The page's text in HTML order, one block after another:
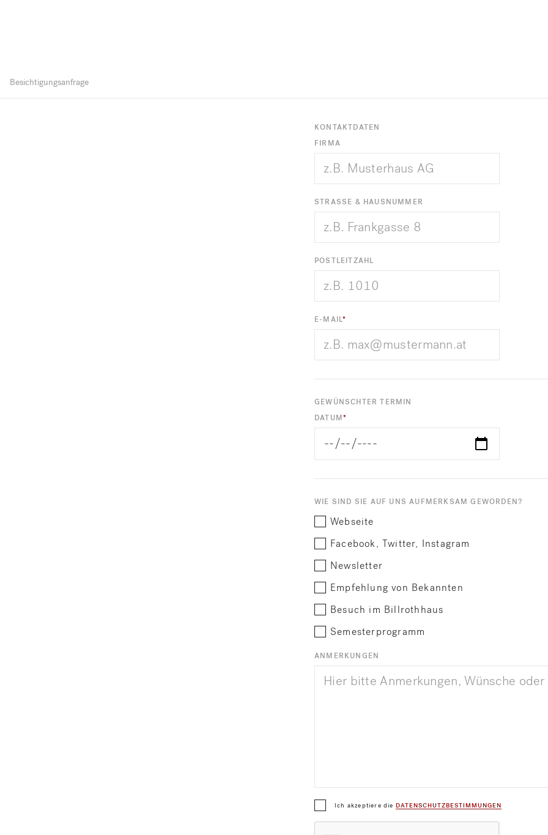
Besichtigungsanfrage
KONTAKTDATEN
FIRMA
STRASSE & HAUSNUMMER
POSTLEITZAHL
E-MAIL
GEWÜNSCHTER TERMIN
DATUM
WIE SIND SIE AUF UNS AUFMERKSAM GEWORDEN?
Webseite
Facebook, Twitter, Instagram
Newsletter
Empfehlung von Bekannten
Besuch im Billrothhaus
Semesterprogramm
ANMERKUNGEN
Ich akzeptiere die DATENSCHUTZBESTIMMUNGEN